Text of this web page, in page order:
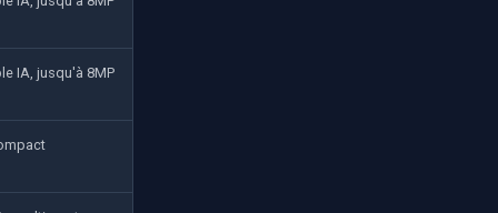
IA, jusqu'à 8MP